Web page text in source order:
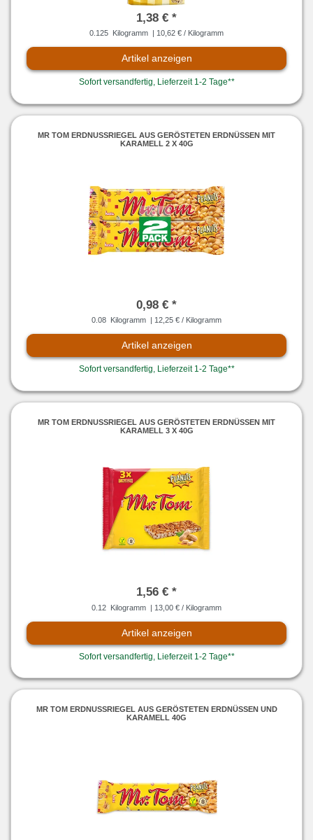
1,38 € *
0.125 Kilogramm | 10,62 € / Kilogramm
Artikel anzeigen
Sofort versandfertig, Lieferzeit 1-2 Tage**
MR TOM ERDNUSSRIEGEL AUS GERÖSTETEN ERDNÜSSEN MIT
KARAMELL 2 X 40G
0,98 € *
0.08 Kilogramm | 12,25 € / Kilogramm
Artikel anzeigen
Sofort versandfertig, Lieferzeit 1-2 Tage**
MR TOM ERDNUSSRIEGEL AUS GERÖSTETEN ERDNÜSSEN MIT
KARAMELL 3 X 40G
1,56 € *
0.12 Kilogramm | 13,00 € / Kilogramm
Artikel anzeigen
Sofort versandfertig, Lieferzeit 1-2 Tage**
MR TOM ERDNUSSRIEGEL AUS GERÖSTETEN ERDNÜSSEN UND
KARAMELL 40G